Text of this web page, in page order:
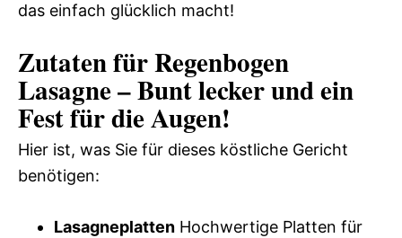
das einfach glücklich macht!
Zutaten für Regenbogen
Lasagne – Bunt lecker und ein
Fest für die Augen!
Hier ist, was Sie für dieses köstliche Gericht
benötigen:
Lasagneplatten Hochwertige Platten für